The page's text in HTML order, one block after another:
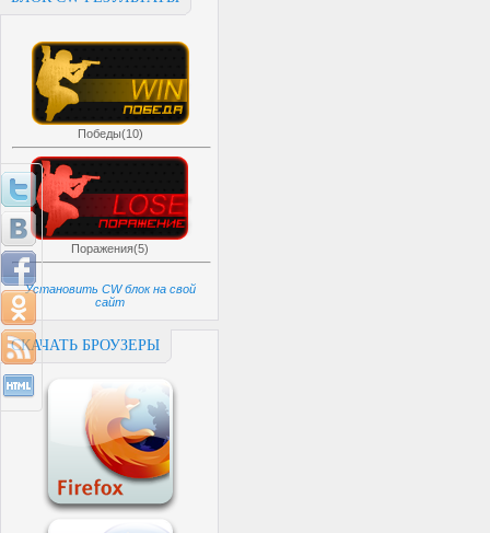
Победы(10)
Поражения(5)
Установить CW блок на свой
сайт
СКАЧАТЬ БРОУЗЕРЫ